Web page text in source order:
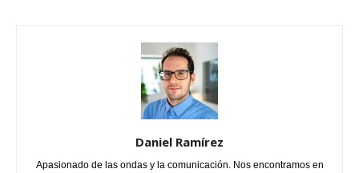
Daniel Ramírez
Apasionado de las ondas y la comunicación. Nos encontramos en